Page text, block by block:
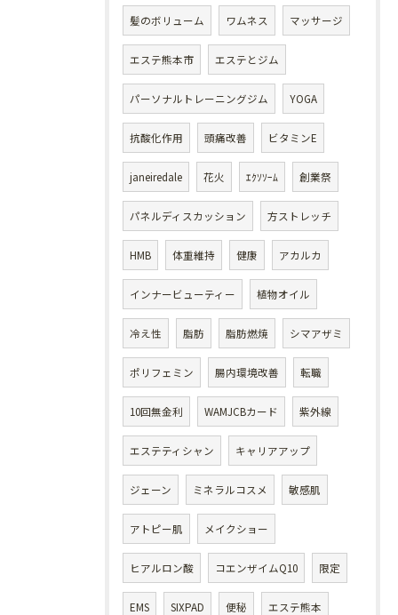
髪のボリューム ワムネス マッサージ
エステ熊本市 エステとジム
パーソナルトレーニングジム YOGA
抗酸化作用 頭痛改善 ビタミンE
janeiredale 花火 ｴｸｿｿｰﾑ 創業祭
パネルディスカッション 方ストレッチ
HMB 体重維持 健康 アカルカ
インナービューティー 植物オイル
冷え性 脂肪 脂肪燃焼 シマアザミ
ポリフェミン 腸内環境改善 転職
10回無金利 WAMJCBカード 紫外線
エステティシャン キャリアアップ
ジェーン ミネラルコスメ 敏感肌
アトピー肌 メイクショー
ヒアルロン酸 コエンザイムQ10 限定
EMS SIXPAD 便秘 エステ熊本